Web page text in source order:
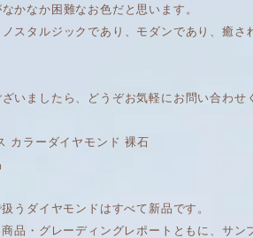
かなか困難なお色だと思います。
スタルジックであり、モダンであり、癒さ
ざいましたら、どうぞお気軽にお問い合わせ
カラーダイヤモンド 裸石
うダイヤモンドはすべて新品です。
品・グレーディングレポートともに、サ